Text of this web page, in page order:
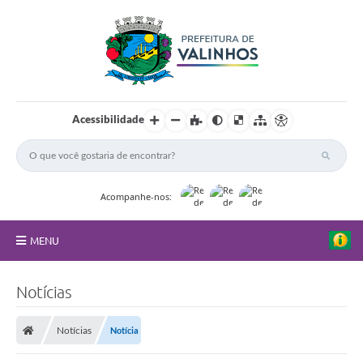
Acessibilidade
Acompanhe-nos:
MENU
Notícias
Notícias Notícia